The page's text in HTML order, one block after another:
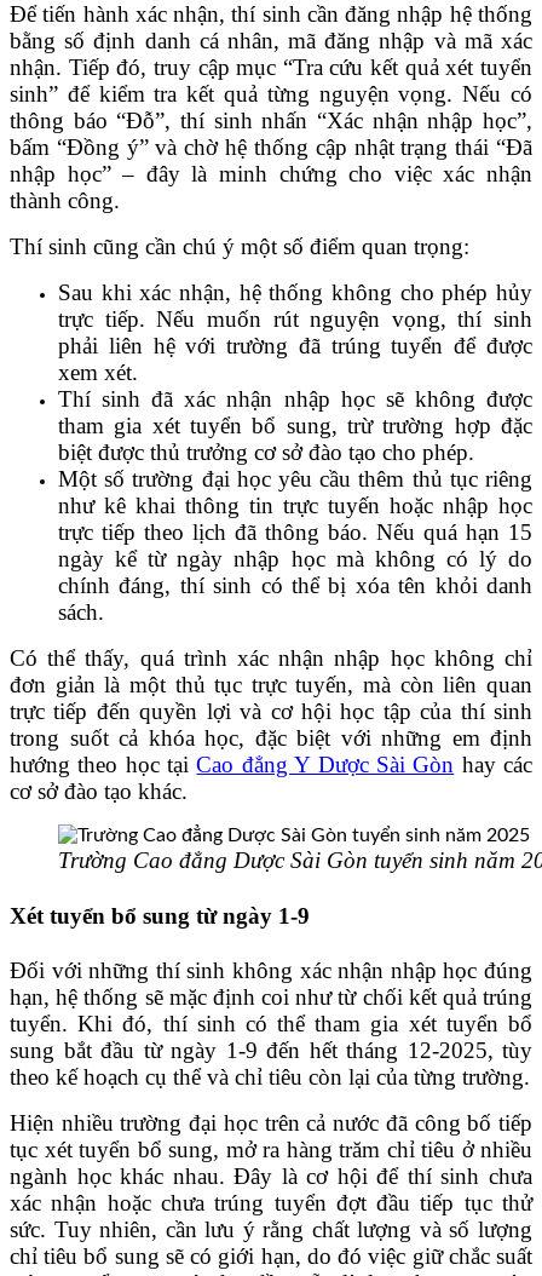
Để tiến hành xác nhận, thí sinh cần đăng nhập hệ thống
bằng số định danh cá nhân, mã đăng nhập và mã xác
nhận. Tiếp đó, truy cập mục “Tra cứu kết quả xét tuyển
sinh” để kiểm tra kết quả từng nguyện vọng. Nếu có
thông báo “Đỗ”, thí sinh nhấn “Xác nhận nhập học”,
bấm “Đồng ý” và chờ hệ thống cập nhật trạng thái “Đã
nhập học” – đây là minh chứng cho việc xác nhận
thành công.
Thí sinh cũng cần chú ý một số điểm quan trọng:
Sau khi xác nhận, hệ thống không cho phép hủy
trực tiếp. Nếu muốn rút nguyện vọng, thí sinh
phải liên hệ với trường đã trúng tuyển để được
xem xét.
Thí sinh đã xác nhận nhập học sẽ không được
tham gia xét tuyển bổ sung, trừ trường hợp đặc
biệt được thủ trưởng cơ sở đào tạo cho phép.
Một số trường đại học yêu cầu thêm thủ tục riêng
như kê khai thông tin trực tuyến hoặc nhập học
trực tiếp theo lịch đã thông báo. Nếu quá hạn 15
ngày kể từ ngày nhập học mà không có lý do
chính đáng, thí sinh có thể bị xóa tên khỏi danh
sách.
Có thể thấy, quá trình xác nhận nhập học không chỉ
đơn giản là một thủ tục trực tuyến, mà còn liên quan
trực tiếp đến quyền lợi và cơ hội học tập của thí sinh
trong suốt cả khóa học, đặc biệt với những em định
hướng theo học tạiCao đẳng Y Dược Sài Gòn hay các
cơ sở đào tạo khác.
Trường Cao đẳng Dược Sài Gòn tuyển sinh năm
Xét tuyển bổ sung từ ngày 1-9
Đối với những thí sinh không xác nhận nhập học đúng
hạn, hệ thống sẽ mặc định coi như từ chối kết quả trúng
tuyển. Khi đó, thí sinh có thể tham gia xét tuyển bổ
sung bắt đầu từ ngày 1-9 đến hết tháng 12-2025, tùy
theo kế hoạch cụ thể và chỉ tiêu còn lại của từng trường.
Hiện nhiều trường đại học trên cả nước đã công bố tiếp
tục xét tuyển bổ sung, mở ra hàng trăm chỉ tiêu ở nhiều
ngành học khác nhau. Đây là cơ hội để thí sinh chưa
xác nhận hoặc chưa trúng tuyển đợt đầu tiếp tục thử
sức. Tuy nhiên, cần lưu ý rằng chất lượng và số lượng
chỉ tiêu bổ sung sẽ có giới hạn, do đó việc giữ chắc suất